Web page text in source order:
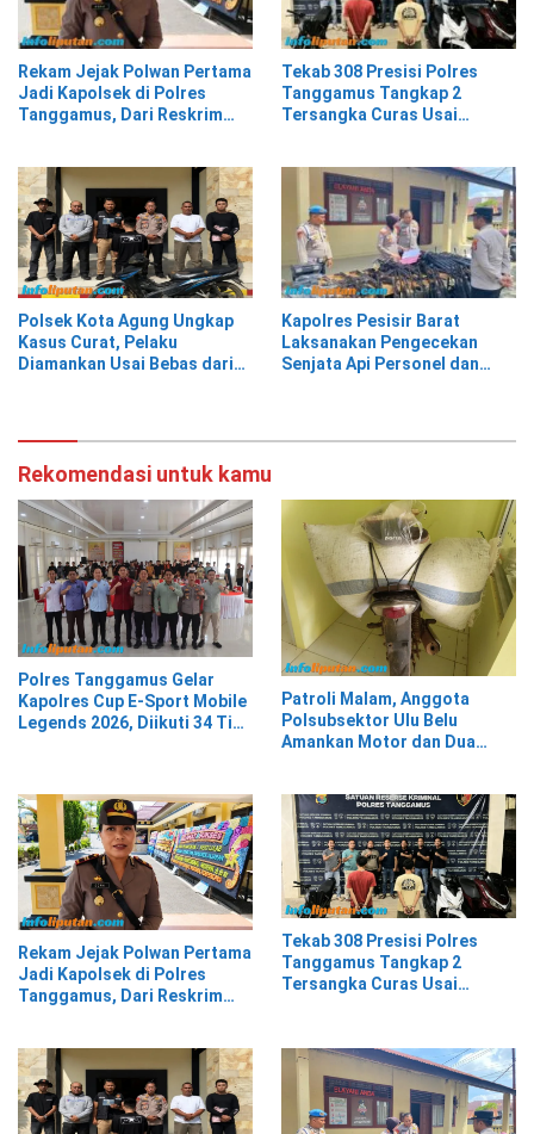
Rekam Jejak Polwan Pertama
Jadi Kapolsek di Polres
Tanggamus, Dari Reskrim
Tekab 308 Presisi Polres
Tanggamus Tangkap 2
Tersangka Curas Usai
Polsek Kota Agung Ungkap
Kasus Curat, Pelaku
Diamankan Usai Bebas dari
Kapolres Pesisir Barat
Laksanakan Pengecekan
Senjata Api Personel dan
Rekomendasi untuk kamu
Polres Tanggamus Gelar
Kapolres Cup E-Sport Mobile
Legends 2026, Diikuti 34 Tim
Patroli Malam, Anggota
Polsubsektor Ulu Belu
Amankan Motor dan Dua
Rekam Jejak Polwan Pertama
Jadi Kapolsek di Polres
Tanggamus, Dari Reskrim
Tekab 308 Presisi Polres
Tanggamus Tangkap 2
Tersangka Curas Usai